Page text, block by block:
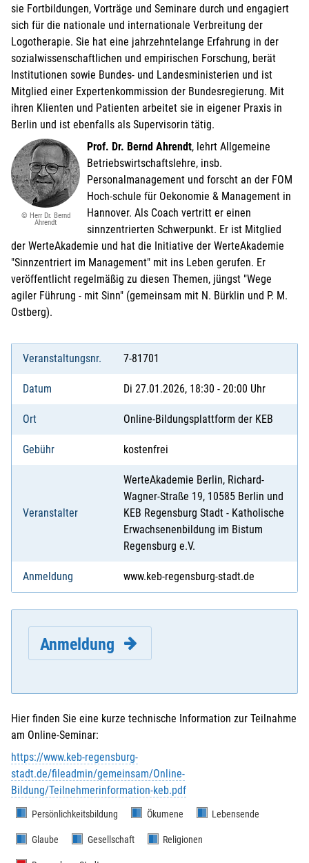
sie Fortbildungen, Vorträge und Seminare durch und engagiert
sich für die nationale und internationale Verbreitung der
Logotherapie. Sie hat eine jahrzehntelange Erfahrung in der
sozialwissenschaftlichen und empirischen Forschung, berät
Institutionen sowie Bundes- und Landesministerien und ist
Mitglied einer Expertenkommission der Bundesregierung. Mit
ihren Klienten und Patienten arbeitet sie in eigener Praxis in
Berlin und ist ebenfalls als Supervisorin tätig.
© Herr Dr. Bernd
Ahrendt
Prof. Dr. Bernd Ahrendt, lehrt Allgemeine
Betriebswirtschaftslehre, insb.
Personalmanagement und forscht an der FOM
Hoch-schule für Oekonomie & Management in
Hannover. Als Coach vertritt er einen
sinnzentrierten Schwerpunkt. Er ist Mitglied
der WerteAkademie und hat die Initiative der WerteAkademie
"Sinnzentriert im Management" mit ins Leben gerufen. Er
veröffentlicht regelmäßig zu diesen Themen, jüngst "Wege
agiler Führung - mit Sinn" (gemeinsam mit N. Bürklin und P. M.
Ostberg).
Veranstaltungsnr. 7-81701
Datum Di 27.01.2026, 18:30 - 20:00 Uhr
Ort Online-Bildungsplattform der KEB
Gebühr kostenfrei
Veranstalter
WerteAkademie Berlin, Richard-
Wagner-Straße 19, 10585 Berlin und
KEB Regensburg Stadt - Katholische
Erwachsenenbildung im Bistum
Regensburg e.V.
Anmeldung www.keb-regensburg-stadt.de
Anmeldung
E-Mail*:
Vorname *:
Hier finden Sie eine kurze technische Information zur Teilnahme
am Online-Seminar:
https://www.keb-regensburg-
stadt.de/fileadmin/gemeinsam/Online-
Bildung/Teilnehmerinformation-keb.pdf
Persönlichkeitsbildung Ökumene Lebensende
Glaube Gesellschaft Religionen